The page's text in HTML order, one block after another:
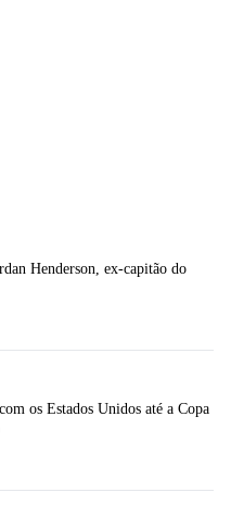
Henderson, ex-capitão do
os Estados Unidos até a Copa